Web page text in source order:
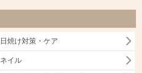
日焼け対策・ケア
ネイル